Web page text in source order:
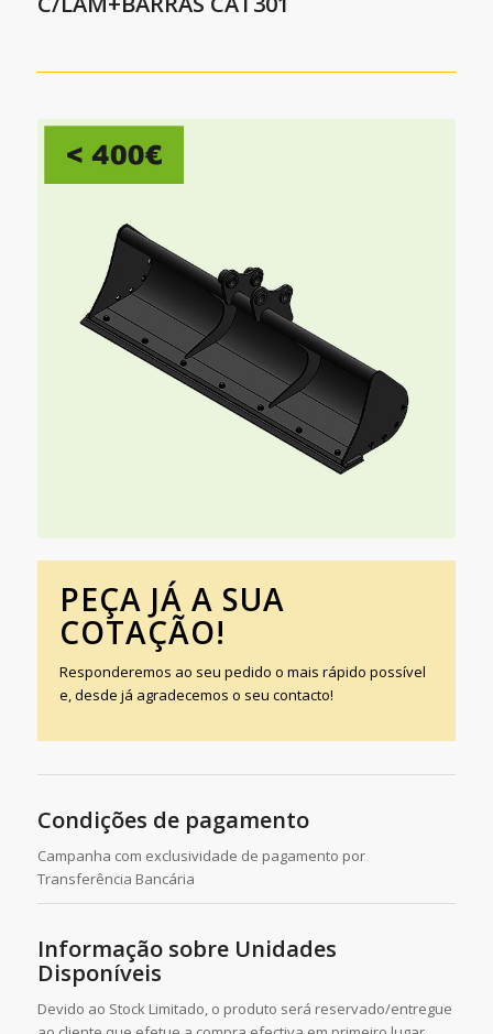
PEÇA JÁ A SUA
COTAÇÃO!
Responderemos ao seu pedido o mais rápido possível
e, desde já agradecemos o seu contacto!
Condições de pagamento
Campanha com exclusividade de pagamento por
Transferência Bancária
Informação sobre Unidades
Disponíveis
Devido ao Stock Limitado, o produto será reservado/entregue